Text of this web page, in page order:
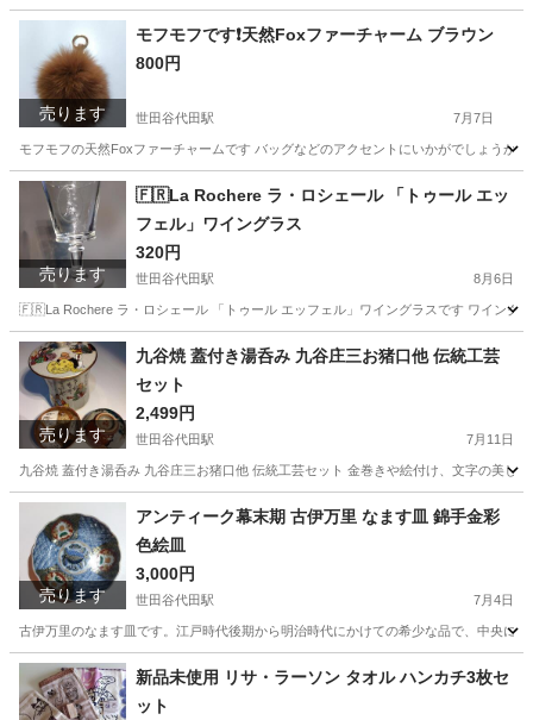
売ります
モフモフです❗️天然Foxファーチャーム ブラウン
800円
世田谷代田駅 7月7日
モフモフの天然Foxファーチャームです バッグなどのアクセントにいかがでしょうか
東京 世田谷区 世田谷代田駅 小物
売ります
🇫🇷La Rochere ラ・ロシェール 「トゥール エッ
フェル」ワイングラス
320円
世田谷代田駅 8月6日
🇫🇷La Rochere ラ・ロシェール 「トゥール エッフェル」ワイングラスです ワイング
東京 世田谷区 世田谷代田駅 食器 ワイングラス
売ります
九谷焼 蓋付き湯呑み 九谷庄三お猪口他 伝統工芸
セット
2,499円
世田谷代田駅 7月11日
九谷焼 蓋付き湯呑み 九谷庄三お猪口他 伝統工芸セット 金巻きや絵付け、文字の美し
東京 世田谷区 世田谷代田駅 食器
売ります
アンティーク幕末期 古伊万里 なます皿 錦手金彩
色絵皿
3,000円
世田谷代田駅 7月4日
古伊万里のなます皿です。江戸時代後期から明治時代にかけての希少な品で、中央に
東京 世田谷区 世田谷代田駅 食器 古伊万里
新品未使用 リサ・ラーソン タオル ハンカチ3枚セ
ット